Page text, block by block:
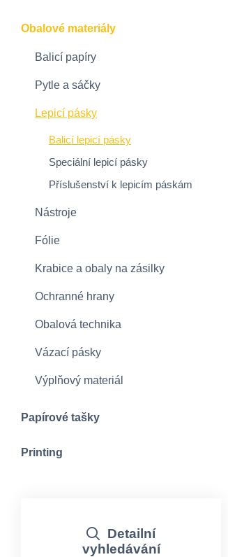
Obalové materiály
Balicí papíry
Pytle a sáčky
Lepicí pásky
Balicí lepicí pásky
Speciální lepicí pásky
Příslušenství k lepicím páskám
Nástroje
Fólie
Krabice a obaly na zásilky
Ochranné hrany
Obalová technika
Vázací pásky
Výplňový materiál
Papírové tašky
Printing
Detailní
vyhledávání